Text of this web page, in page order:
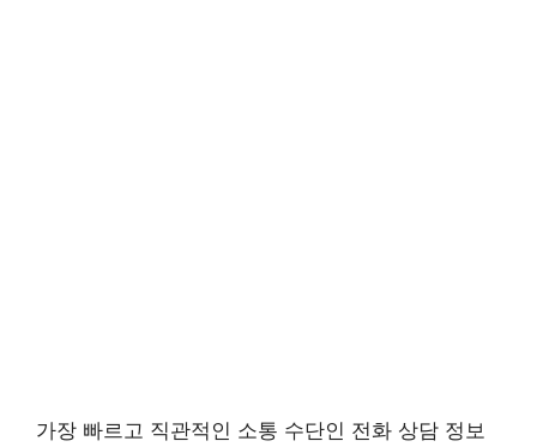
가장 빠르고 직관적인 소통 수단인 전화 상담 정보